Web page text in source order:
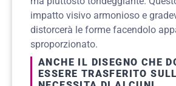
impatto visivo armonioso e
distorcerà le forme facendolo
sproporzionato.
ANCHE IL DISEGNO CHE
ESSERE TRASFERITO